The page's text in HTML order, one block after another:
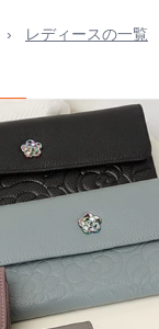
› レディースの一覧